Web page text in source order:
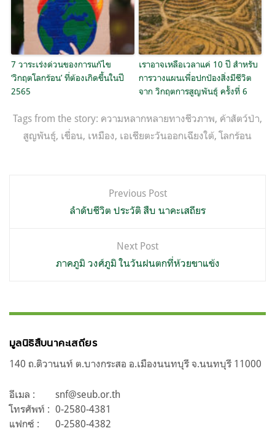
7 วาระเร่งด่วนของการแก้ไข
‘วิกฤตโลกร้อน’ ที่ต้องเกิดขึ้นในปี
2565
เราอาจเหลือเวลาแค่ 10 ปี สำหรับ
การวางแผนเพื่อปกป้องสิ่งมีชีวิต
จาก วิกฤตการสูญพันธุ์ ครั้งที่ 6
Tags from the story: ความหลากหลายทางชีวภาพ, ค้าสัตว์ป่า,
สูญพันธุ์, เขื่อน, เหมือง, เอเชียตะวันออกเฉียงใต้,โลกร้อน
Previous Post
ลำดับชีวิต ประวัติ สืบ นาคะเสถียร
Next Post
ภาคภูมิ วงศ์ภูมิ ในวันฝนตกที่ห้วยขาแข้ง
มูลนิธิสืบนาคะเสถียร
140 ถ.ติวานนท์ ต.บางกระสอ อ.เมืองนนทบุรี จ.นนทบุรี 11000
อีเมล :
snf@seub.or.th
โทรศัพท์ : 0-2580-4381
แฟกซ์ :
0-2580-4382